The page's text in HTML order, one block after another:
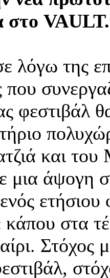
στο
λόγω της
που
φεστιβάλ
και
μια άψογη
ετήσιου
στα
Στόχος